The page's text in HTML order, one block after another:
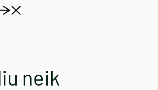
neik